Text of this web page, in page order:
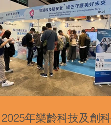
2025年樂齡科技及創科